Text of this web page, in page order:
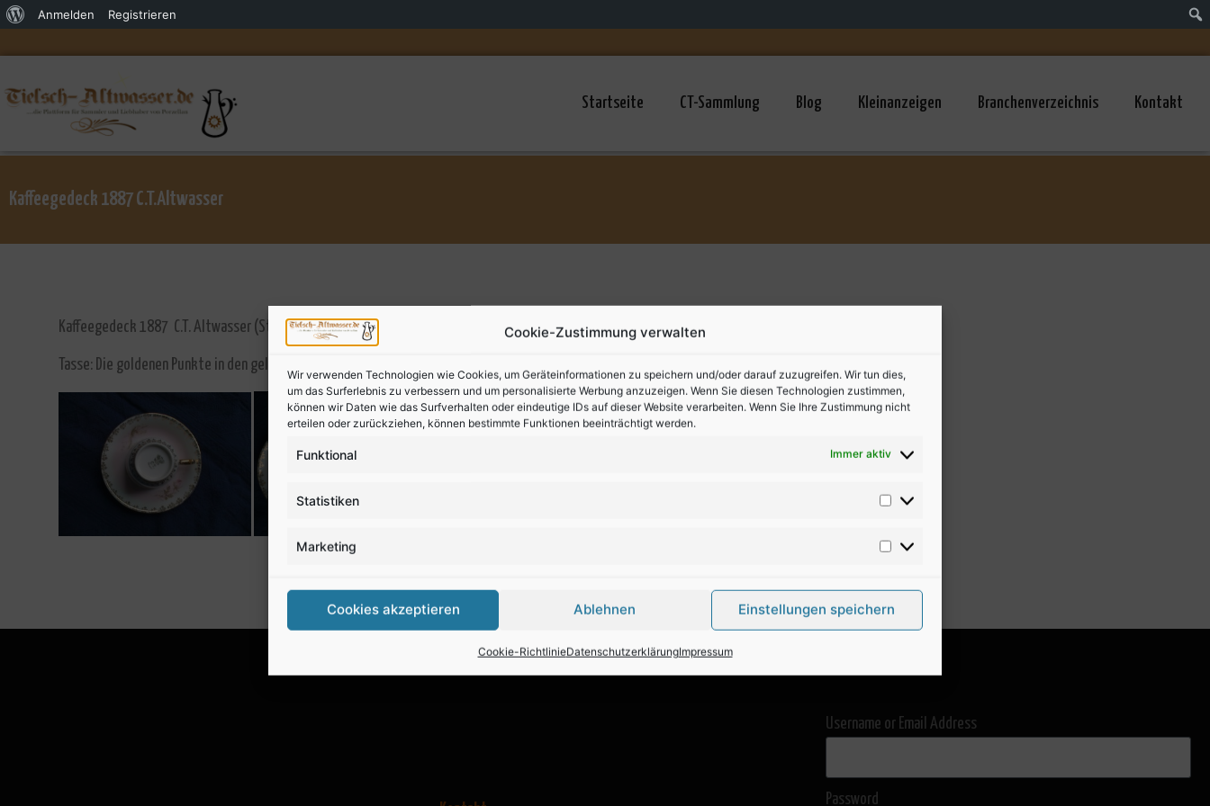
Cookie-Zustimmung verwalten
Wir verwenden Technologien wie Cookies, um Geräteinformationen zu speichern und/oder darauf zuzugreifen. Wir tun dies,
um das Surferlebnis zu verbessern und um personalisierte Werbung anzuzeigen. Wenn Sie diesen Technologien zustimmen,
können wir Daten wie das Surfverhalten oder eindeutige IDs auf dieser Website verarbeiten. Wenn Sie Ihre Zustimmung nicht
erteilen oder zurückziehen, können bestimmte Funktionen beeinträchtigt werden.
Funktional Immer aktiv
Statistiken
Marketing
Cookies akzeptieren Ablehnen Einstellungen speichern
Cookie-RichtlinieDatenschutzerklärungImpressum
Anmelden Registrieren
Startseite CT-Sammlung Blog Kleinanzeigen Branchenverzeichnis Kontakt
Kaffeegedeck 1887 C.T.Altwasser
Kaffeegedeck 1887 C.T. Altwasser (Stempel , Marke)
Tasse: Die goldenen Punkte in den gelben Blüten sind leicht erhöht
Username or Email Address
Password